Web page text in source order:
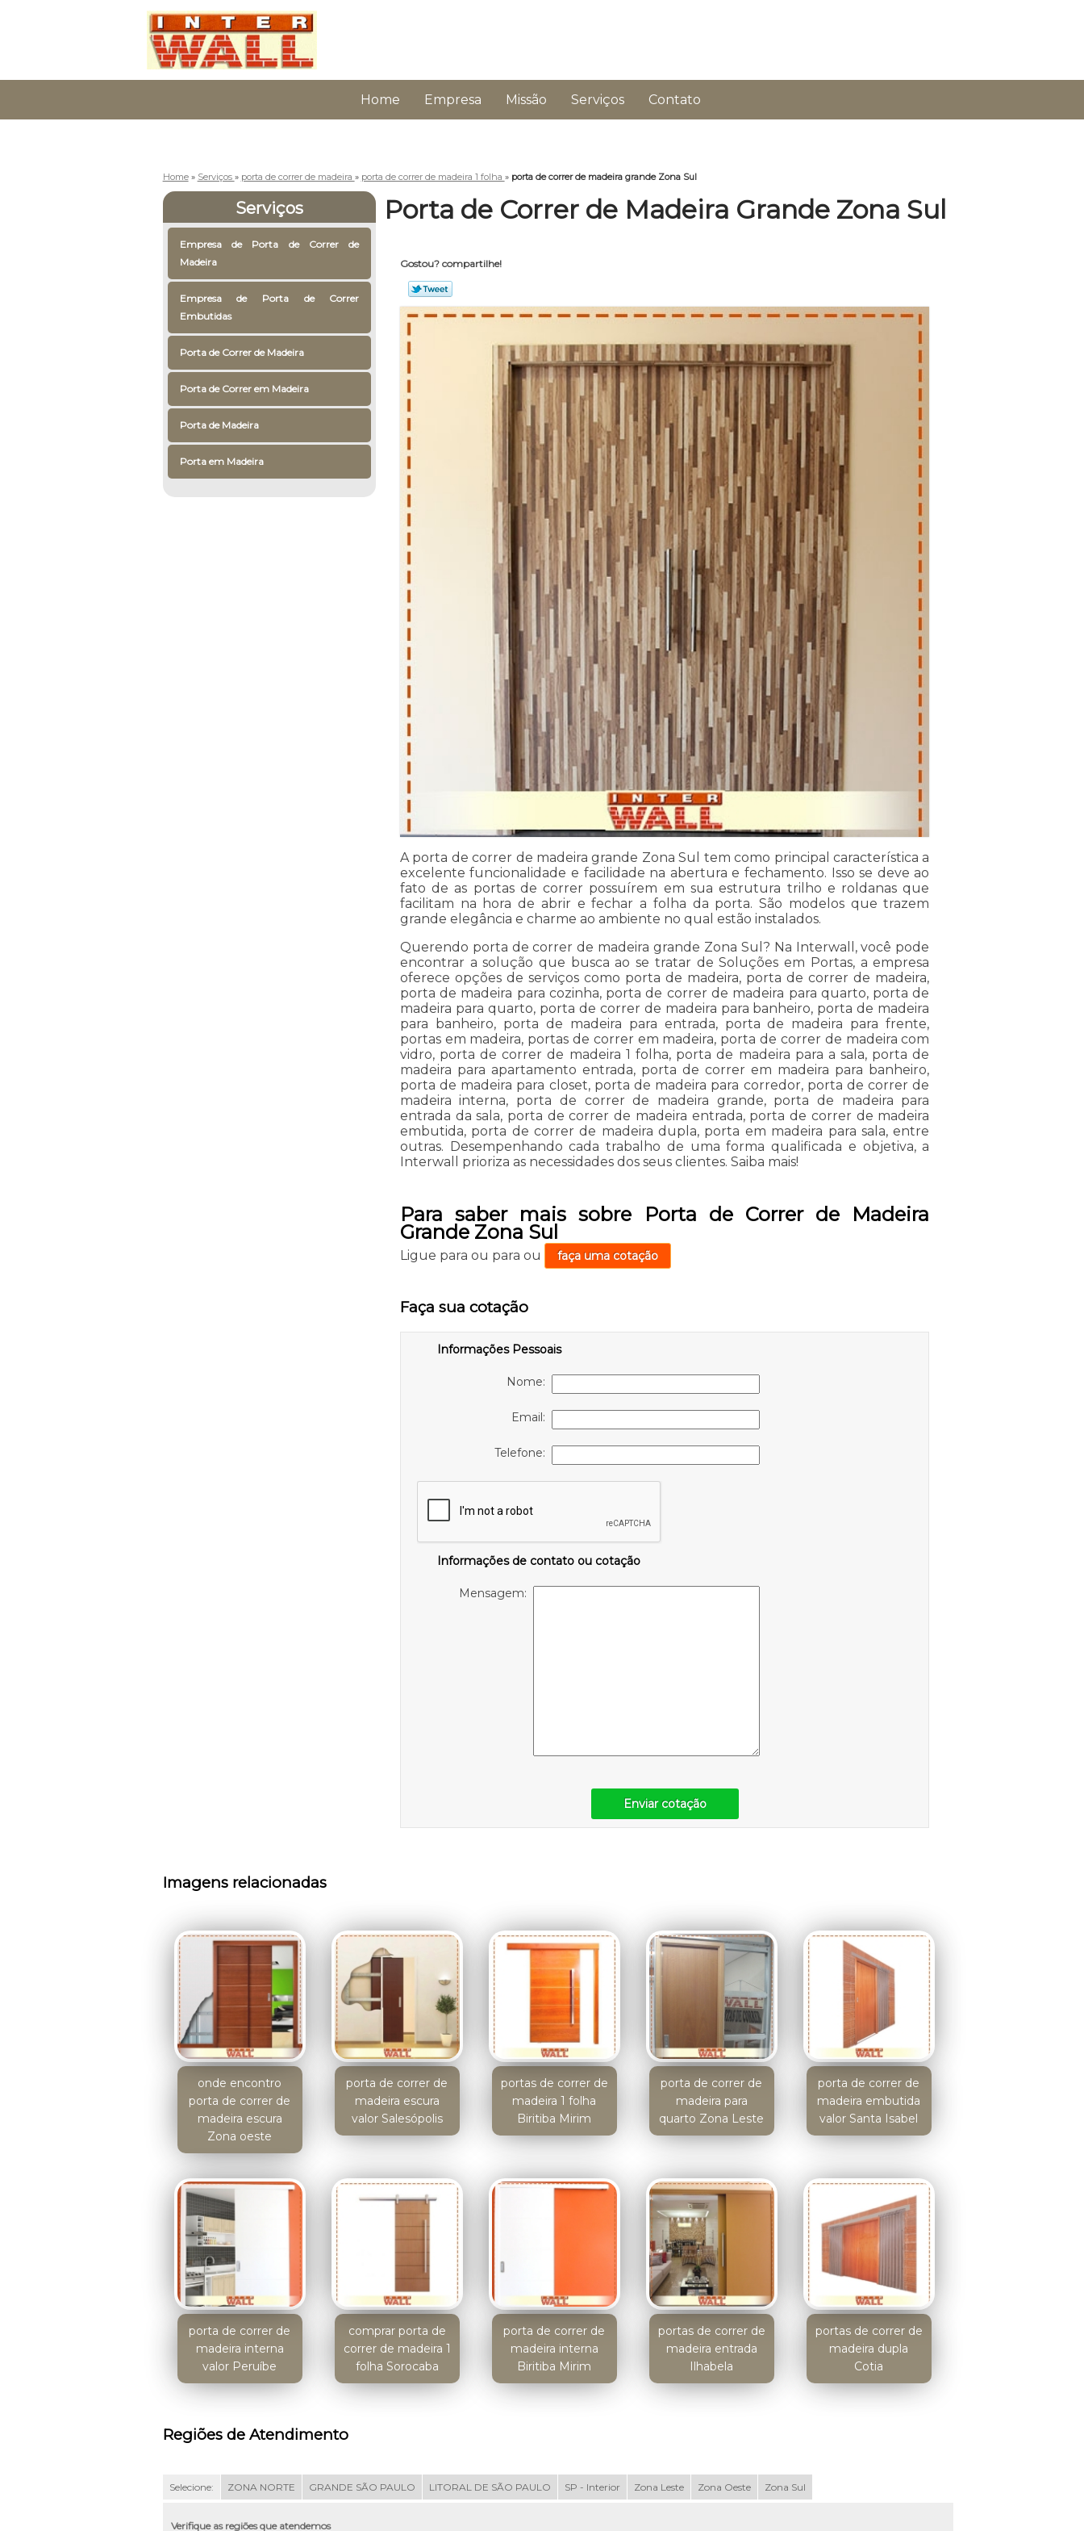
Home Empresa Missão Serviços Contato
Home » Serviços » porta de correr de madeira » porta de correr de madeira 1 folha » porta de correr de madeira grande Zona Sul
Serviços
Empresa de Porta de Correr de
Madeira
Empresa de Porta de Correr
Embutidas
Porta de Correr de Madeira
Porta de Correr em Madeira
Porta de Madeira
Porta em Madeira
Porta de Correr de Madeira Grande Zona Sul
Gostou? compartilhe!
A porta de correr de madeira grande Zona Sul tem como principal característica a
excelente funcionalidade e facilidade na abertura e fechamento. Isso se deve ao
fato de as portas de correr possuírem em sua estrutura trilho e roldanas que
facilitam na hora de abrir e fechar a folha da porta. São modelos que trazem
grande elegância e charme ao ambiente no qual estão instalados.
Querendo porta de correr de madeira grande Zona Sul? Na Interwall, você pode
encontrar a solução que busca ao se tratar de Soluções em Portas, a empresa
oferece opções de serviços como porta de madeira, porta de correr de madeira,
porta de madeira para cozinha, porta de correr de madeira para quarto, porta de
madeira para quarto, porta de correr de madeira para banheiro, porta de madeira
para banheiro, porta de madeira para entrada, porta de madeira para frente,
portas em madeira, portas de correr em madeira, porta de correr de madeira com
vidro, porta de correr de madeira 1 folha, porta de madeira para a sala, porta de
madeira para apartamento entrada, porta de correr em madeira para banheiro,
porta de madeira para closet, porta de madeira para corredor, porta de correr de
madeira interna, porta de correr de madeira grande, porta de madeira para
entrada da sala, porta de correr de madeira entrada, porta de correr de madeira
embutida, porta de correr de madeira dupla, porta em madeira para sala, entre
outras. Desempenhando cada trabalho de uma forma qualificada e objetiva, a
Interwall prioriza as necessidades dos seus clientes. Saiba mais!
Para saber mais sobre Porta de Correr de Madeira
Grande Zona Sul
Ligue para ou para ou faça uma cotação
Faça sua cotação
Informações Pessoais
Nome:
Email:
Telefone:
Informações de contato ou cotação
Mensagem:
Enviar cotação
Imagens relacionadas
onde encontro
porta de correr de
madeira escura
Zona oeste
porta de correr de
madeira escura
valor Salesópolis
portas de correr de
madeira 1 folha
Biritiba Mirim
porta de correr de
madeira para
quarto Zona Leste
porta de correr de
madeira embutida
valor Santa Isabel
porta de correr de
madeira interna
valor Peruíbe
comprar porta de
correr de madeira 1
folha Sorocaba
porta de correr de
madeira interna
Biritiba Mirim
portas de correr de
madeira entrada
Ilhabela
portas de correr de
madeira dupla
Cotia
Regiões de Atendimento
Selecione: ZONA NORTE GRANDE SÃO PAULO LITORAL DE SÃO PAULO SP - Interior Zona Leste Zona Oeste Zona Sul
Verifique as regiões que atendemos